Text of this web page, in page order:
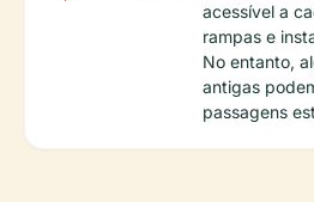
acessível a
rampas e
No entanto,
antigas
passagens